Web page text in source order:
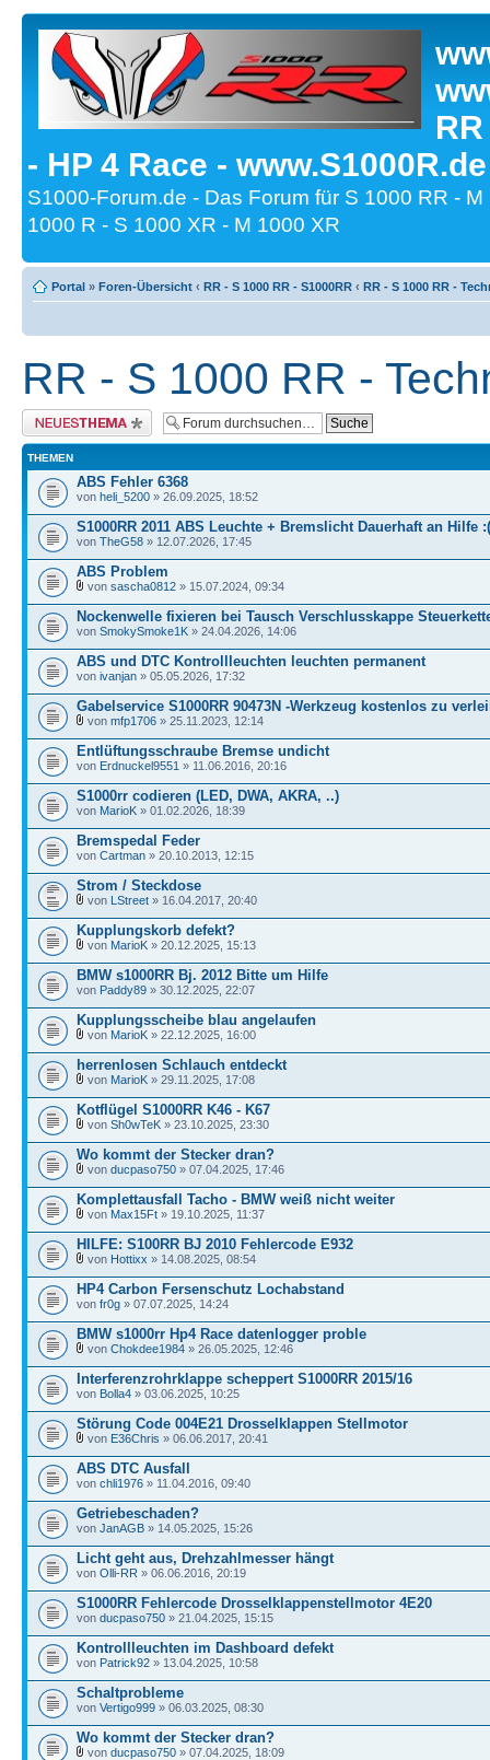
- HP 4 Race -
S1000-Forum.de - Das Forum für S 1000 RR -
1000 R - S 1000 XR - M 1000 XR
Portal » Foren-Übersicht ‹ RR - S 1000 RR - S1000RR ‹ RR - S 1000 RR -
RR - S 1000 RR -
Neues Thema erstellen
THEMEN
ABS Fehler 6368
von heli_5200 » 26.09.2025, 18:52
S1000RR 2011 ABS Leuchte + Bremslicht Dauerhaft an Hilfe :(
von TheG58 » 12.07.2026, 17:45
ABS Problem
von sascha0812 » 15.07.2024, 09:34
Nockenwelle fixieren bei Tausch Verschlusskappe
von SmokySmoke1K » 24.04.2026, 14:06
ABS und DTC Kontrollleuchten leuchten permanent
von ivanjan » 05.05.2026, 17:32
Gabelservice S1000RR 90473N -Werkzeug kostenlos zu
von mfp1706 » 25.11.2023, 12:14
Entlüftungsschraube Bremse undicht
von Erdnuckel9551 » 11.06.2016, 20:16
S1000rr codieren (LED, DWA, AKRA, ..)
von MarioK » 01.02.2026, 18:39
Bremspedal Feder
von Cartman » 20.10.2013, 12:15
Strom / Steckdose
von LStreet » 16.04.2017, 20:40
Kupplungskorb defekt?
von MarioK » 20.12.2025, 15:13
BMW s1000RR Bj. 2012 Bitte um Hilfe
von Paddy89 » 30.12.2025, 22:07
Kupplungsscheibe blau angelaufen
von MarioK » 22.12.2025, 16:00
herrenlosen Schlauch entdeckt
von MarioK » 29.11.2025, 17:08
Kotflügel S1000RR K46 - K67
von Sh0wTeK » 23.10.2025, 23:30
Wo kommt der Stecker dran?
von ducpaso750 » 07.04.2025, 17:46
Komplettausfall Tacho - BMW weiß nicht weiter
von Max15Ft » 19.10.2025, 11:37
HILFE: S100RR BJ 2010 Fehlercode E932
von Hottixx » 14.08.2025, 08:54
HP4 Carbon Fersenschutz Lochabstand
von fr0g » 07.07.2025, 14:24
BMW s1000rr Hp4 Race datenlogger proble
von Chokdee1984 » 26.05.2025, 12:46
Interferenzrohrklappe scheppert S1000RR 2015/16
von Bolla4 » 03.06.2025, 10:25
Störung Code 004E21 Drosselklappen Stellmotor
von E36Chris » 06.06.2017, 20:41
ABS DTC Ausfall
von chli1976 » 11.04.2016, 09:40
Getriebeschaden?
von JanAGB » 14.05.2025, 15:26
Licht geht aus, Drehzahlmesser hängt
von Olli-RR » 06.06.2016, 20:19
S1000RR Fehlercode Drosselklappenstellmotor 4E20
von ducpaso750 » 21.04.2025, 15:15
Kontrollleuchten im Dashboard defekt
von Patrick92 » 13.04.2025, 10:58
Schaltprobleme
von Vertigo999 » 06.03.2025, 08:30
Wo kommt der Stecker dran?
von ducpaso750 » 07.04.2025, 18:09